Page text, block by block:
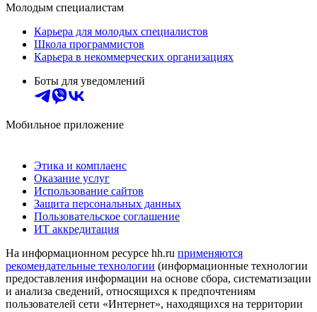
Молодым специалистам
Карьера для молодых специалистов
Школа программистов
Карьера в некоммерческих организациях
Боты для уведомлений
Мобильное приложение
Этика и комплаенс
Оказание услуг
Использование сайтов
Защита персональных данных
Пользовательское соглашение
ИТ аккредитация
На информационном ресурсе hh.ru применяются
рекомендательные технологии (информационные технологии
предоставления информации на основе сбора, систематизации
и анализа сведений, относящихся к предпочтениям
пользователей сети «Интернет», находящихся на территории